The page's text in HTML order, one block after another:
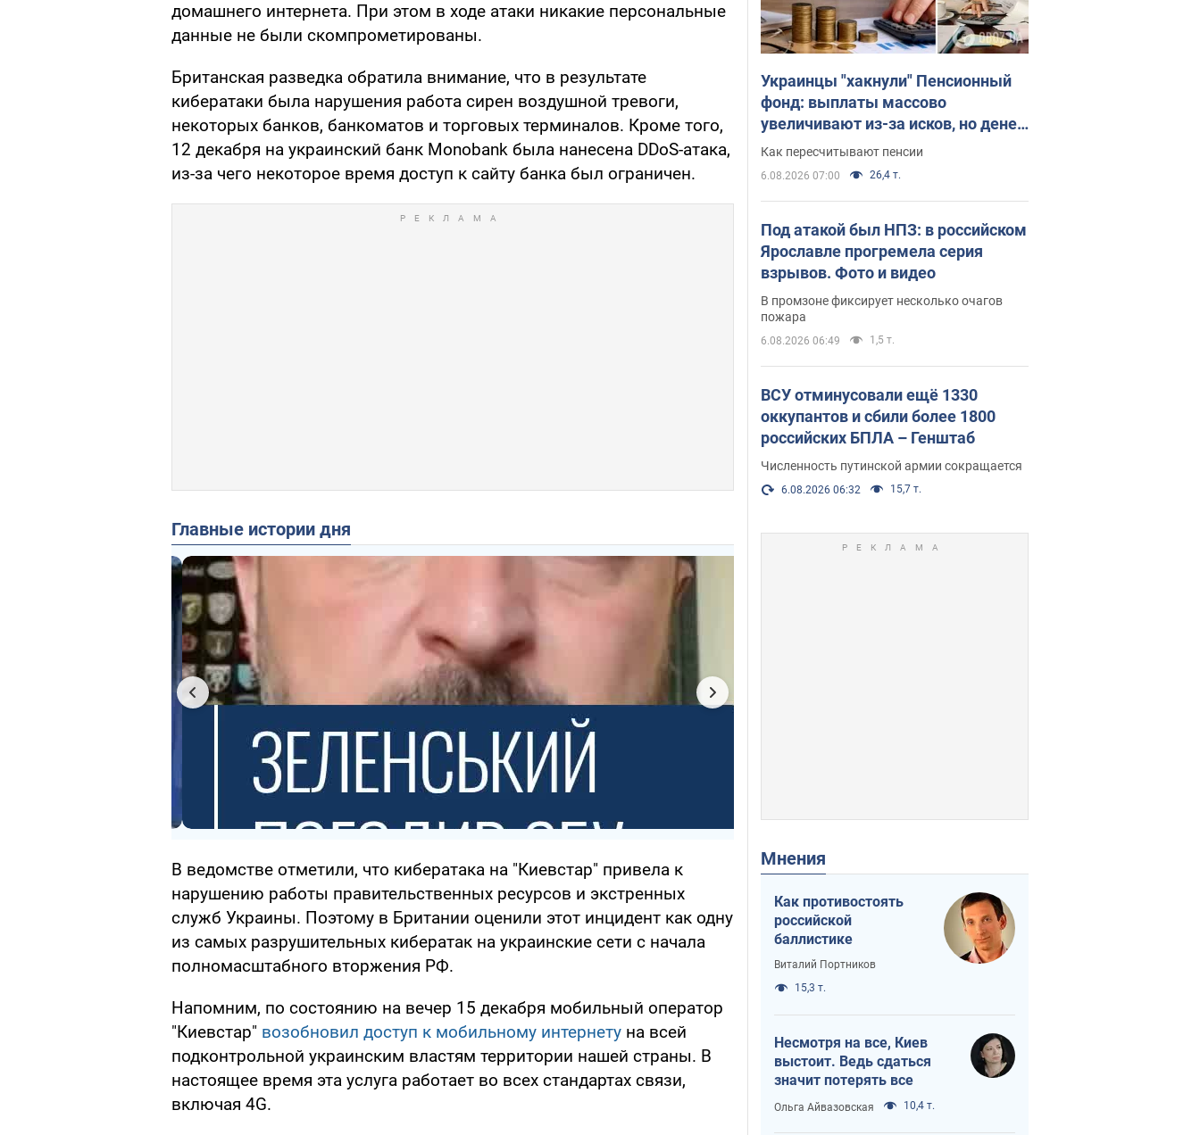
домашнего интернета. При этом в ходе атаки никакие персональные
данные не были скомпрометированы.
Британская разведка обратила внимание, что в результате
кибератаки была нарушения работа сирен воздушной тревоги,
некоторых банков, банкоматов и торговых терминалов. Кроме того,
12 декабря на украинский банк Monobank была нанесена DDoS-атака,
из-за чего некоторое время доступ к сайту банка был ограничен.
Главные истории дня
В ведомстве отметили, что кибератака на "Киевстар" привела к
нарушению работы правительственных ресурсов и экстренных
служб Украины. Поэтому в Британии оценили этот инцидент как одну
из самых разрушительных кибератак на украинские сети с начала
полномасштабного вторжения РФ.
Напомним, по состоянию на вечер 15 декабря мобильный оператор
"Киевстар" возобновил доступ к мобильному интернету на всей
подконтрольной украинским властям территории нашей страны. В
настоящее время эта услуга работает во всех стандартах связи,
включая 4G.
Украинцы "хакнули" Пенсионный
фонд: выплаты массово
увеличивают из-за исков, но денег
не хватает
Как пересчитывают пенсии
6.08.2026 07:00 26,4 т.
Под атакой был НПЗ: в российском
Ярославле прогремела серия
взрывов. Фото и видео
В промзоне фиксирует несколько очагов
пожара
6.08.2026 06:49 1,5 т.
ВСУ отминусовали ещё 1330
оккупантов и сбили более 1800
российских БПЛА – Генштаб
Численность путинской армии сокращается
6.08.2026 06:32 15,7 т.
Мнения
Как противостоять
российской
баллистике
Виталий Портников
15,3 т.
Несмотря на все, Киев
выстоит. Ведь сдаться
значит потерять все
Ольга Айвазовская 10,4 т.